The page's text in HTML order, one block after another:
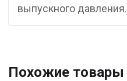
выпускного давления.
Похожие товары